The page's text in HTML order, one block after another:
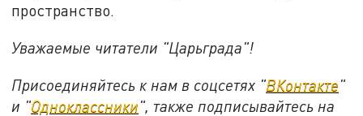
пространство.
Уважаемые читатели "Царьграда"!
Присоединяйтесь к нам в соцсетях "ВКонтакте"
и "Одноклассники", также подписывайтесь на